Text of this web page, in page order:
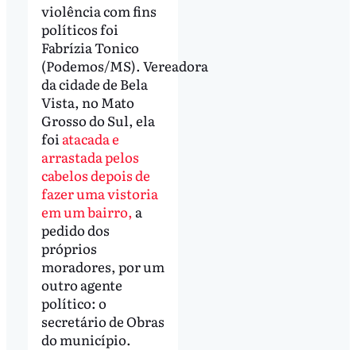
violência com fins
políticos foi
Fabrízia Tonico
(Podemos/MS). Vereadora
da cidade de Bela
Vista, no Mato
Grosso do Sul, ela
foi atacada e
arrastada pelos
cabelos depois de
fazer uma vistoria
em um bairro, a
pedido dos
próprios
moradores, por um
outro agente
político: o
secretário de Obras
do município.